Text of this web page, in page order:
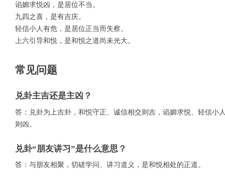
谄媚求悦凶，是居位不当。
九四之喜，是有吉庆。
轻信小人有危，是居位正当而失察。
上六引导和悦，是和悦之道尚未光大。
常见问题
兑卦主吉还是主凶？
答：兑卦为上吉卦，和悦守正、诚信相交则吉，谄媚求悦、轻信小
则凶。
兑卦“朋友讲习”是什么意思？
答：与朋友相聚，切磋学问、讲习道义，是和悦相处的正道。